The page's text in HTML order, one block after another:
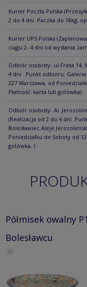
Kurier Poczta Polska
2 do 4 dni. Paczka do 18kg,
Kurier UPS Polska
ciągu 2- 4 dni od wysłania
Odbiór osobisty- ul.Freta 14,
4 dni . Punkt odbioru: Galeria
227 Warszawa, od
Płatność: karta lub gotówka)
Odbiór osobisty- Al.
(Realizacja od 2 do 4 dni.
Bolesławiec Aleje
Poniedziałku do Soboty od
gotówka. )
Półmisek owalny
Bolesławcu